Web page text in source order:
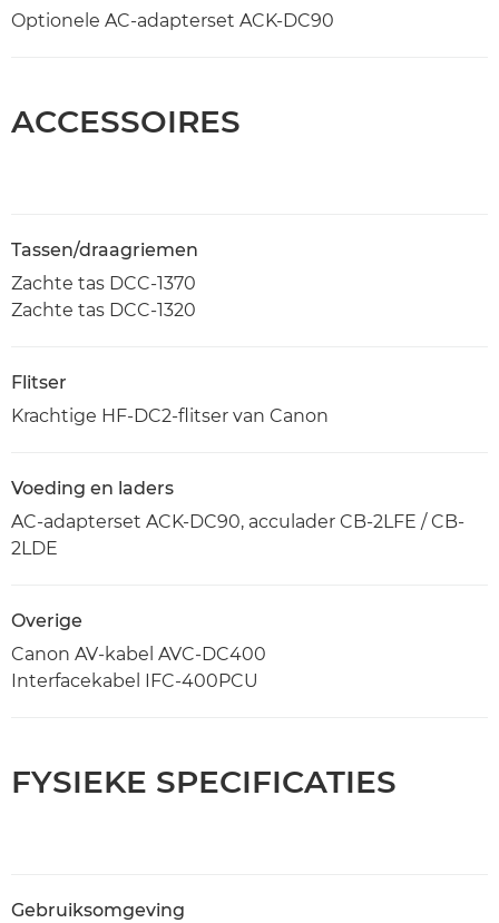
Optionele AC-adapterset ACK-DC90
ACCESSOIRES
Tassen/draagriemen
Zachte tas DCC-1370
Zachte tas DCC-1320
Flitser
Krachtige HF-DC2-flitser van Canon
Voeding en laders
AC-adapterset ACK-DC90, acculader CB-2LFE / CB-
2LDE
Overige
Canon AV-kabel AVC-DC400
Interfacekabel IFC-400PCU
FYSIEKE SPECIFICATIES
Gebruiksomgeving